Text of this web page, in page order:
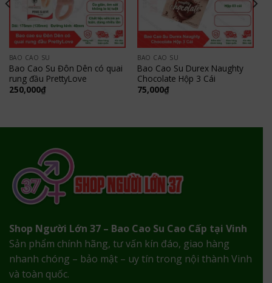
BAO CAO SU
Bao Cao Su Đôn Dên có quai
rung đầu PrettyLove
250,000₫
BAO CAO SU
Bao Cao Su Durex Naughty
Chocolate Hộp 3 Cái
75,000₫
Shop Người Lớn 37 – Bao Cao Su Cao Cấp tại Vinh
Sản phẩm chính hãng, tư vấn kín đáo, giao hàng
nhanh chóng – bảo mật – uy tín trong nội thành Vinh
và toàn quốc.